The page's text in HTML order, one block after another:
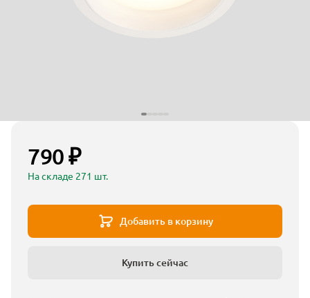
790 ₽
На складе 271 шт.
Добавить в корзину
Купить сейчас